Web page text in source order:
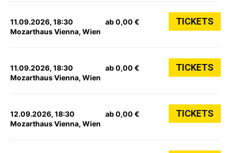
11.09.2026, 18:30
Mozarthaus Vienna, Wien
ab 0,00 € TICKETS
11.09.2026, 18:30
Mozarthaus Vienna, Wien
ab 0,00 € TICKETS
12.09.2026, 18:30
Mozarthaus Vienna, Wien
ab 0,00 € TICKETS